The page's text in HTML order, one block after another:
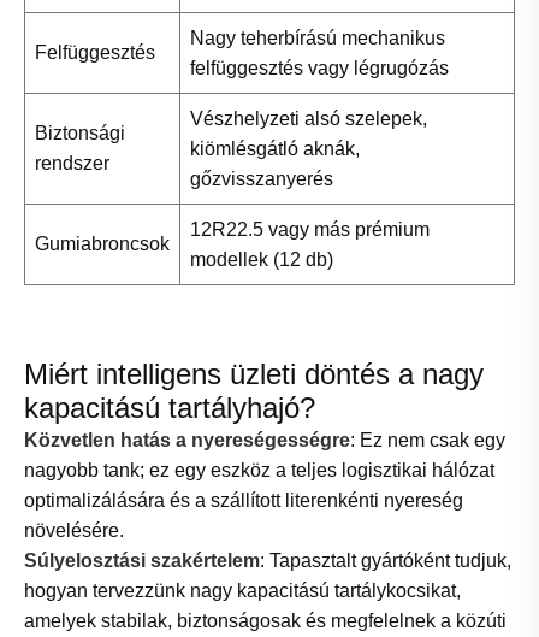
Felfüggesztés
Nagy teherbírású mechanikus
felfüggesztés vagy légrugózás
Biztonsági
rendszer
Vészhelyzeti alsó szelepek,
kiömlésgátló aknák,
gőzvisszanyerés
Gumiabroncsok
12R22.5 vagy más prémium
modellek (12 db)
Miért intelligens üzleti döntés a nagy
kapacitású tartályhajó?
Közvetlen hatás a nyereségességre: Ez nem csak egy
nagyobb tank; ez egy eszköz a teljes logisztikai hálózat
optimalizálására és a szállított literenkénti nyereség
növelésére.
Súlyelosztási szakértelem: Tapasztalt gyártóként tudjuk,
hogyan tervezzünk nagy kapacitású tartálykocsikat,
amelyek stabilak, biztonságosak és megfelelnek a közúti